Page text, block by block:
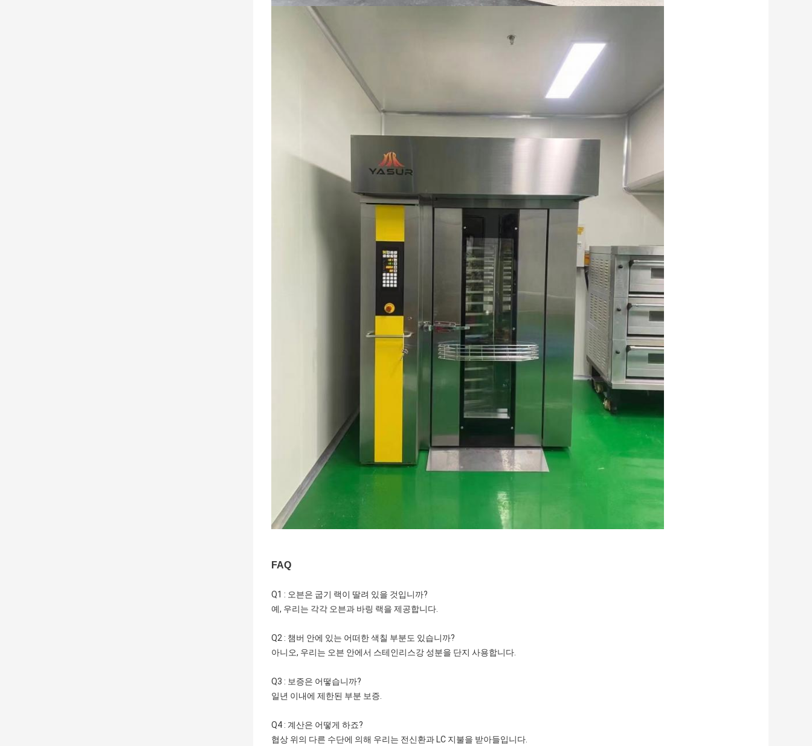
FAQ
Q1 : 오븐은 굽기 랙이 딸려 있을 것입니까?
예, 우리는 각각 오븐과 바링 랙을 제공합니다.
Q2 : 챔버 안에 있는 어떠한 색칠 부분도 있습니까?
아니오, 우리는 오븐 안에서 스테인리스강 성분을 단지 사용합니다.
Q3 : 보증은 어떻습니까?
일년 이내에 제한된 부분 보증.
Q4 : 계산은 어떻게 하죠?
협상 위의 다른 수단에 의해 우리는 전신환과 LC 지불을 받아들입니다.